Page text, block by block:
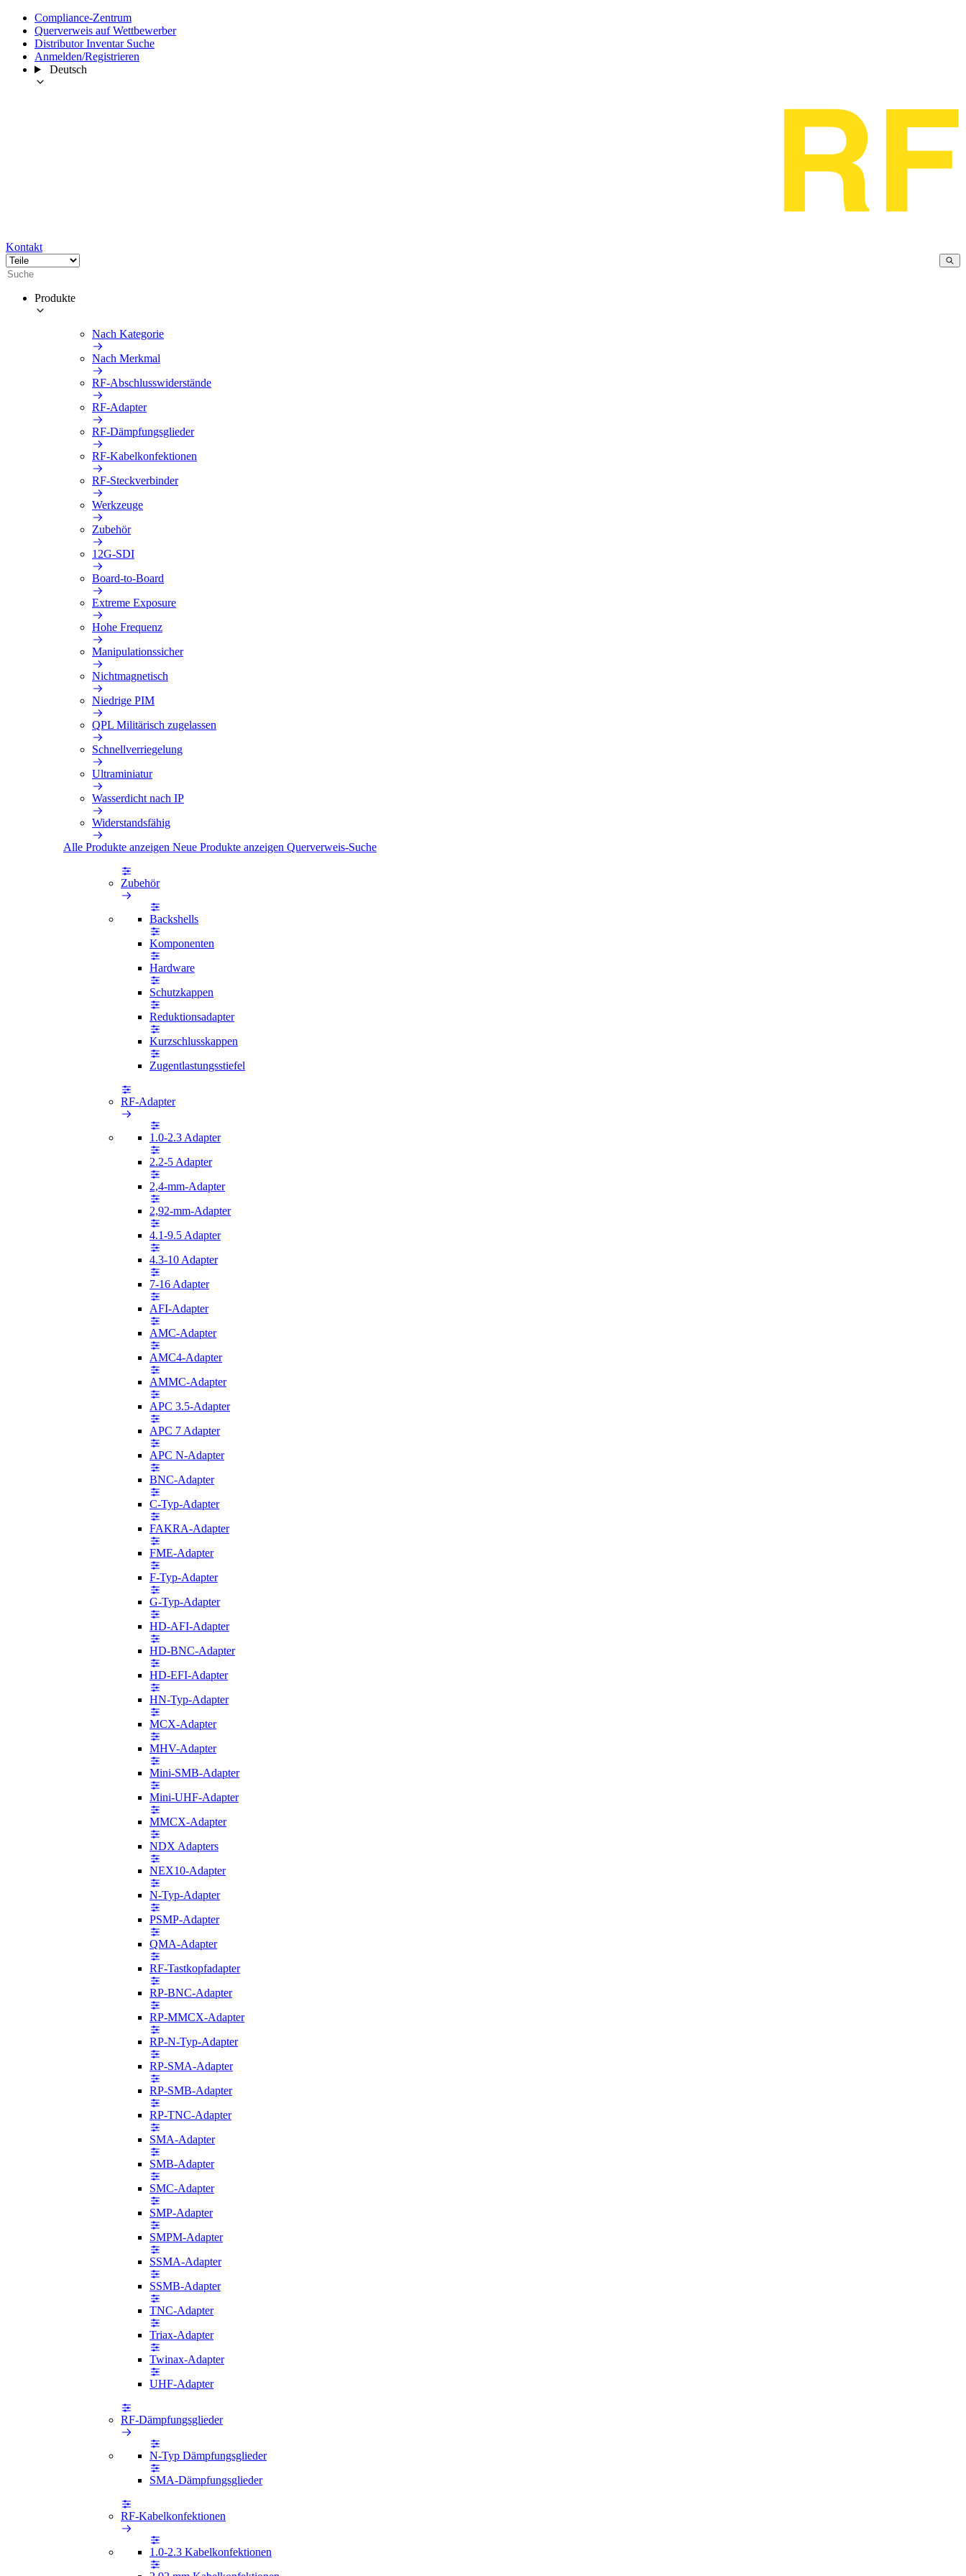
Compliance-Zentrum
Querverweis auf Wettbewerber
Distributor Inventar Suche
Anmelden/Registrieren
Deutsch
Kontakt
Produkte
Nach Kategorie
Nach Merkmal
RF-Abschlusswiderstände
RF-Adapter
RF-Dämpfungsglieder
RF-Kabelkonfektionen
RF-Steckverbinder
Werkzeuge
Zubehör
12G-SDI
Board-to-Board
Extreme Exposure
Hohe Frequenz
Manipulationssicher
Nichtmagnetisch
Niedrige PIM
QPL Militärisch zugelassen
Schnellverriegelung
Ultraminiatur
Wasserdicht nach IP
Widerstandsfähig
Alle Produkte anzeigen Neue Produkte anzeigen Querverweis-Suche
Zubehör
Backshells
Komponenten
Hardware
Schutzkappen
Reduktionsadapter
Kurzschlusskappen
Zugentlastungsstiefel
RF-Adapter
1.0-2.3 Adapter
2.2-5 Adapter
2,4-mm-Adapter
2,92-mm-Adapter
4.1-9.5 Adapter
4.3-10 Adapter
7-16 Adapter
AFI-Adapter
AMC-Adapter
AMC4-Adapter
AMMC-Adapter
APC 3.5-Adapter
APC 7 Adapter
APC N-Adapter
BNC-Adapter
C-Typ-Adapter
FAKRA-Adapter
FME-Adapter
F-Typ-Adapter
G-Typ-Adapter
HD-AFI-Adapter
HD-BNC-Adapter
HD-EFI-Adapter
HN-Typ-Adapter
MCX-Adapter
MHV-Adapter
Mini-SMB-Adapter
Mini-UHF-Adapter
MMCX-Adapter
NDX Adapters
NEX10-Adapter
N-Typ-Adapter
PSMP-Adapter
QMA-Adapter
RF-Tastkopfadapter
RP-BNC-Adapter
RP-MMCX-Adapter
RP-N-Typ-Adapter
RP-SMA-Adapter
RP-SMB-Adapter
RP-TNC-Adapter
SMA-Adapter
SMB-Adapter
SMC-Adapter
SMP-Adapter
SMPM-Adapter
SSMA-Adapter
SSMB-Adapter
TNC-Adapter
Triax-Adapter
Twinax-Adapter
UHF-Adapter
RF-Dämpfungsglieder
N-Typ Dämpfungsglieder
SMA-Dämpfungsglieder
RF-Kabelkonfektionen
1.0-2.3 Kabelkonfektionen